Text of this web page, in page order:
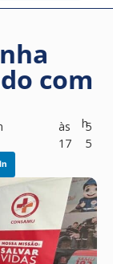
com
às
17
h5
5